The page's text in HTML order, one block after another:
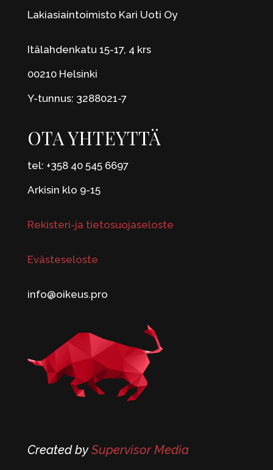
Lakiasiaintoimisto Kari Uoti Oy
Itälahdenkatu 15-17, 4 krs
00210 Helsinki
Y-tunnus: 3288021-7
OTA YHTEYTTÄ
tel: +358 40 545 6697
Arkisin klo 9-15
Rekisteri-ja tietosuojaseloste
Evästeseloste
info@oikeus.pro
Created bySupervisor Media